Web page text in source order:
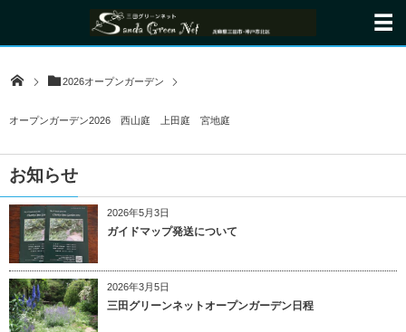
2026オープンガーデン
オープンガーデン2026 西山庭 上田庭 宮地庭
お知らせ
2026年5月3日
ガイドマップ発送について
2026年3月5日
三田グリーンネットオープンガーデン日程